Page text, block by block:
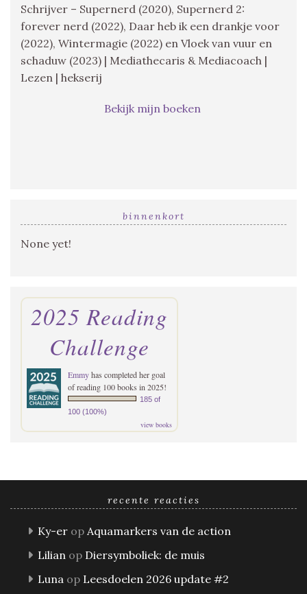
Schrijver – Supernerd (2020), Supernerd 2:
forever nerd (2022), Daar heb ik een drankje voor
(2022), Wintermagie (2022) en Vloek van vuur en
schaduw (2023) | Mediathecaris & Mediacoach |
Lezen | hekserij
Bekijk mijn boeken
binnenkort
None yet!
2025 Reading
Challenge
Emmyhas completed her goal
of reading 100 books in 2025!
185 of
100 (100%)
view books
recente reacties
Ky-er op Aquamarkers van de action
Lilian op Diersymboliek: de muis
Luna op Leesdoelen 2026 update #2